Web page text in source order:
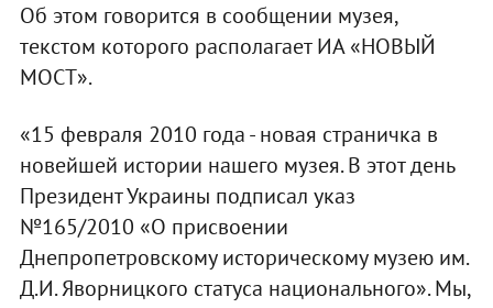
Об этом говорится в сообщении музея,
текстом которого располагает ИА «НОВЫЙ
МОСТ».
«15 февраля 2010 года - новая страничка в
новейшей истории нашего музея. В этот день
Президент Украины подписал указ
№165/2010 «О присвоении
Днепропетровскому историческому музею им.
Д.И. Яворницкого статуса национального». Мы,